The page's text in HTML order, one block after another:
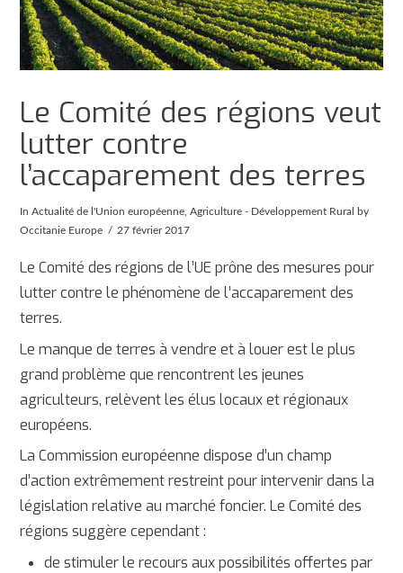
Le Comité des régions veut
lutter contre
l’accaparement des terres
InActualité de l'Union européenne ,Agriculture - Développement Rural
by
Occitanie Europe
27 février 2017
Le Comité des régions de l’UE prône des mesures pour
lutter contre le phénomène de l’accaparement des
terres.
Le manque de terres à vendre et à louer est le plus
grand problème que rencontrent les jeunes
agriculteurs, relèvent les élus locaux et régionaux
européens.
La Commission européenne dispose d’un champ
d’action extrêmement restreint pour intervenir dans la
législation relative au marché foncier. Le Comité des
régions suggère cependant :
de stimuler le recours aux possibilités offertes par